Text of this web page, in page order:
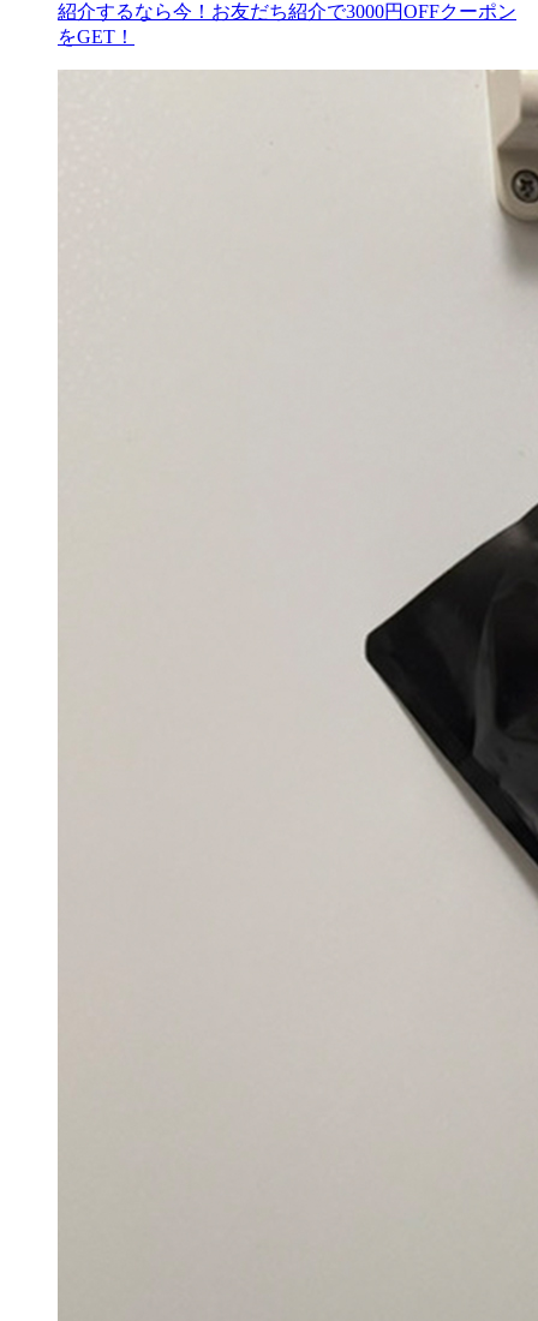
紹介するなら今！お友だち紹介で3000円OFFクーポン
をGET！